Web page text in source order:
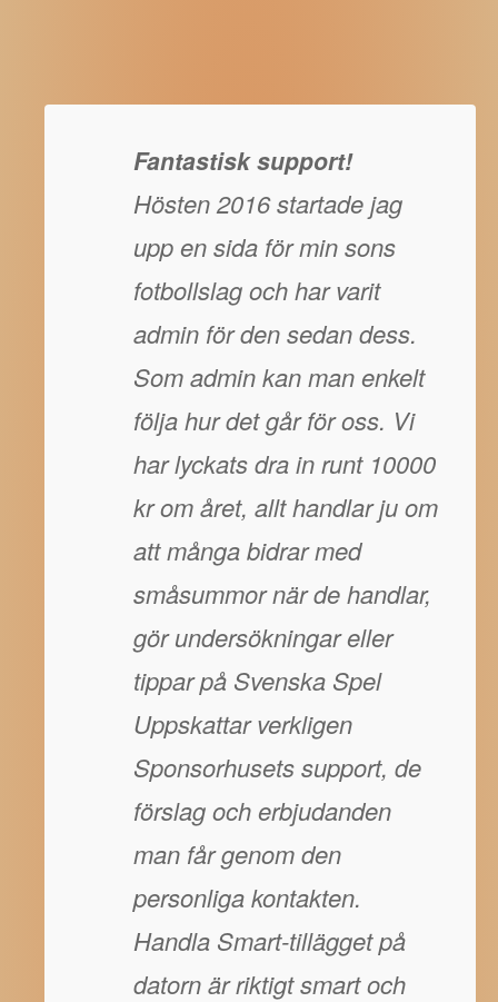
Fantastisk support!
Hösten 2016 startade jag
upp en sida för min sons
fotbollslag och har varit
admin för den sedan dess.
Som admin kan man enkelt
följa hur det går för oss. Vi
har lyckats dra in runt 10000
kr om året, allt handlar ju om
att många bidrar med
småsummor när de handlar,
gör undersökningar eller
tippar på Svenska Spel
Uppskattar verkligen
Sponsorhusets support, de
förslag och erbjudanden
man får genom den
personliga kontakten.
Handla Smart-tillägget på
datorn är riktigt smart och